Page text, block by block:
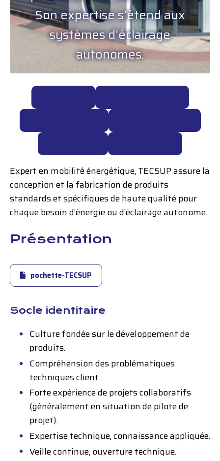
Son expertise s’étend aux
systèmes d’éclairage
autonomes.
Expert en mobilité énergétique, TECSUP assure la
conception et la fabrication de produits
standards et spécifiques de haute qualité pour
chaque besoin d’énergie ou d’éclairage autonome.
Présentation
pochette-TECSUP
Socle identitaire
Culture fondée sur le développement de
produits.
Compréhension des problématiques
techniques client.
Forte expérience de projets collaboratifs
(généralement en situation de pilote de
projet).
Expertise technique, connaissance appliquée.
Veille continue, ouverture technique.